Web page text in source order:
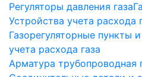
Регуляторы давления газа
Устройства учета расхода
Газорегуляторные пункты
учета расхода газа
Арматура